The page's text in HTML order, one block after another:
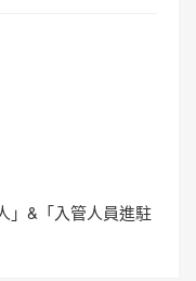
」&「入管人員進駐